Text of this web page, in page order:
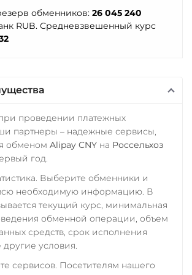
OP
(TORN)
BEP
UAH
KZT
ПУМБ UAH
Россельхоз банк RUB
Русский Стандарт RUB
QR RUB
СБП RUB
Тинькофф
RUB
обменников: 26 045 240
RUB. Средневзвешенный курс
проведении платежных
партнеры – надежные сервисы,
обменом Alipay CNY на Россельхоз
год.
Выберите обменники и
необходимую информацию. В
текущий курс, минимальная
обменной операции, объем
средств, срок исполнения
другие условия.
сервисов. Посетителям нашего